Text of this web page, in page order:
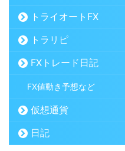
トライオートFX
トラリピ
FXトレード日記
FX値動き予想など
仮想通貨
日記